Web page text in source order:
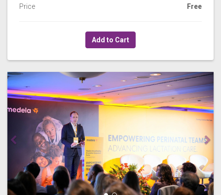
Price Free
Add to Cart